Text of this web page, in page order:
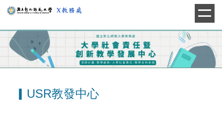
跳
到
要
內
區
▎USR教發中心